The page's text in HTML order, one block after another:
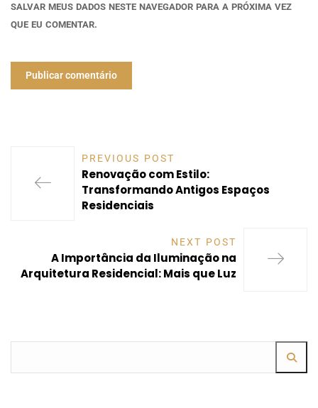
SALVAR MEUS DADOS NESTE NAVEGADOR PARA A PRÓXIMA VEZ
QUE EU COMENTAR.
PREVIOUS POST
Renovação com Estilo:
Transformando Antigos Espaços
Residenciais
NEXT POST
A Importância da Iluminação na
Arquitetura Residencial: Mais que Luz